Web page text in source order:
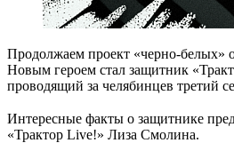
Продолжаем проект «черно-белых»
Новым героем стал защитник
проводящий за челябинцев третий
Интересные факты о защитнике
«Трактор Live!» Лиза Смолина.